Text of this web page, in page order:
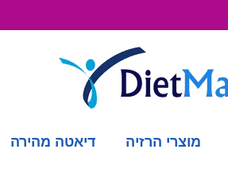
מוצרי הרזיה דיאטה מהירה